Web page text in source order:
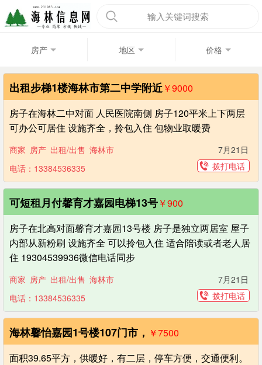
输入关键词搜索
房产 地区 价格
出租步梯1楼海林市第二中学附近￥9000
房子在海林二中对面 人民医院南侧 房子120平米上下两层
可办公可居住 设施齐全，拎包入住 包物业取暖费
商家 房产 出租/出售 海林市
7月21日
电话：13384536335
拨打电话
可短租月付馨育才嘉园电梯13号￥900
房子在北高对面馨育才嘉园13号楼 房子是独立两居室 屋子
内部从新粉刷 设施齐全 可以拎包入住 适合陪读或者老人居
住 19304539936微信电话同步
商家 房产 出租/出售 海林市
7月21日
电话：13384536335
拨打电话
海林馨怡嘉园1号楼107门市， ￥7500
面积39.65平方，供暖好，有二层，停车方便，交通便利。